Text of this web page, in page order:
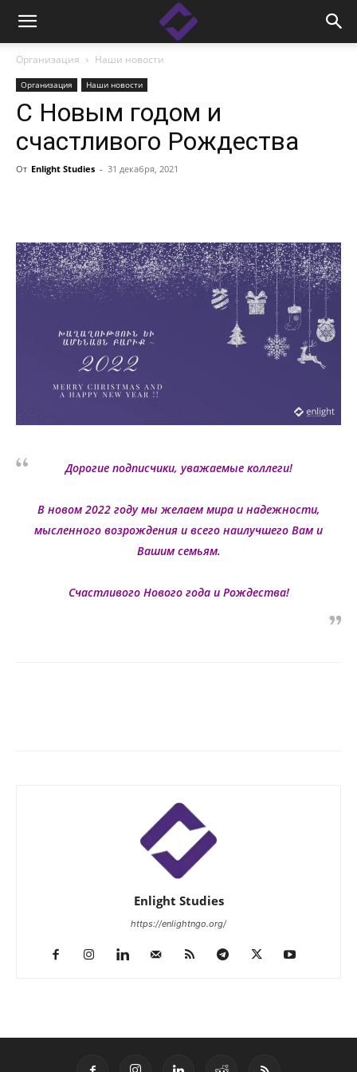
Организация Наши новости
Организация Наши новости
С Новым годом и
счастливого Рождества
От Enlight Studies - 31 декабря, 2021
Дорогие подписчики, уважаемые коллеги!
В новом 2022 году мы желаем мира и надежности,
мысленного возрождения и всего наилучшего Вам и
Вашим семьям.
Счастливого Нового года и Рождества!
Enlight Studies
https://enlightngo.org/